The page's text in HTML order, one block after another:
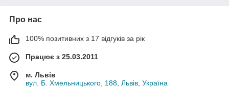
Про нас
100% позитивних з 17 відгуків за рік
Працює з 25.03.2011
м. Львів
вул. Б. Хмельницького, 188, Львів, Україна